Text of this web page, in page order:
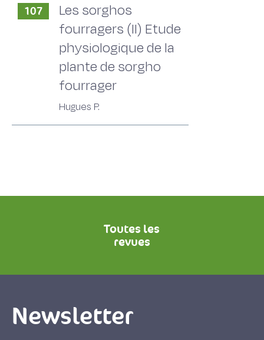
107
Les sorghos
fourragers (II) Etude
physiologique de la
plante de sorgho
fourrager
Hugues P.
Toutes les
revues
Newsletter